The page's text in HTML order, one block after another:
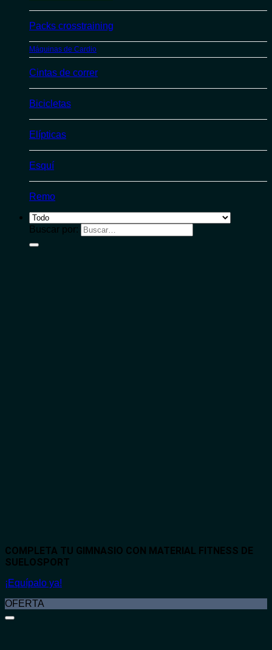
Packs crosstraining
Máquinas de Cardio
Cintas de correr
Bicicletas
Elípticas
Esquí
Remo
Buscar por:
COMPLETA TU GIMNASIO CON MATERIAL FITNESS DE
SUELOSPORT
¡Equípalo ya!
OFERTA